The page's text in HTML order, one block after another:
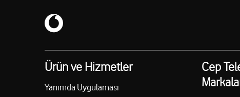
Ürün ve Hizmetler
Yanımda Uygulaması
Cep